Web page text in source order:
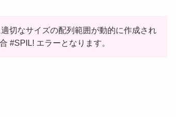
切なサイズの配列範囲が動的に作成され
#SPIL! エラーとなります。